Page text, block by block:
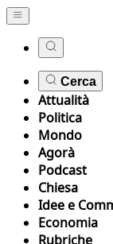
Cerca
Attualità
Politica
Mondo
Agorà
Podcast
Chiesa
Idee e
Economia
Rubriche